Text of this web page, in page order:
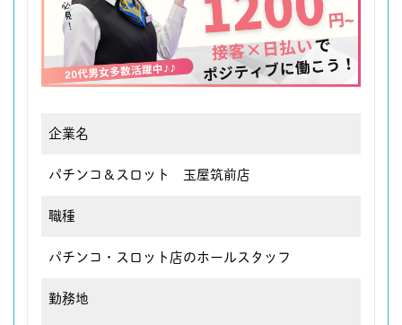
企業名
パチンコ＆スロット 玉屋筑前店
職種
パチンコ・スロット店のホールスタッフ
勤務地